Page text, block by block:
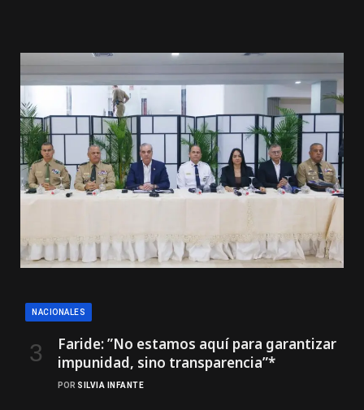
NACIONALES
Faride: ”No estamos aquí para garantizar
impunidad, sino transparencia”*
POR SILVIA INFANTE